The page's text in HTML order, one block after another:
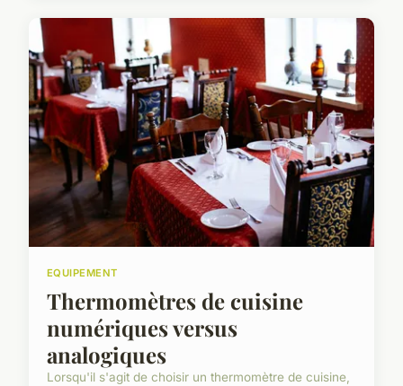
EQUIPEMENT
Thermomètres de cuisine
numériques versus
analogiques
Lorsqu'il s'agit de choisir un thermomètre de cuisine,